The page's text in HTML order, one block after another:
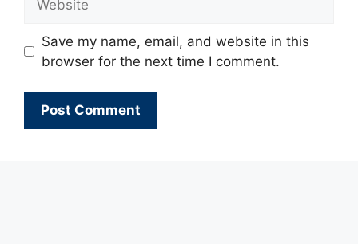
Save my name, email, and website in this
browser for the next time I comment.